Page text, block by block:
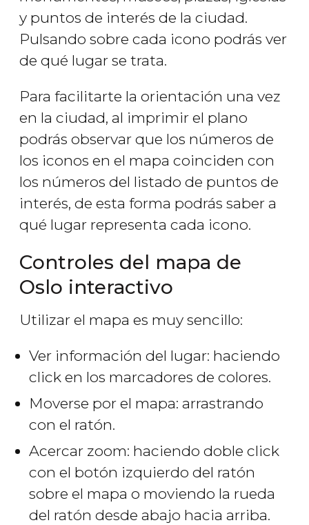
y puntos de interés de la ciudad.
Pulsando sobre cada icono podrás ver
de qué lugar se trata.
Para facilitarte la orientación una vez
en la ciudad, al imprimir el plano
podrás observar que los números de
los iconos en el mapa coinciden con
los números del listado de puntos de
interés, de esta forma podrás saber a
qué lugar representa cada icono.
Controles del mapa de
Oslo interactivo
Utilizar el mapa es muy sencillo:
Ver información del lugar: haciendo
click en los marcadores de colores.
Moverse por el mapa: arrastrando
con el ratón.
Acercar zoom: haciendo doble click
con el botón izquierdo del ratón
sobre el mapa o moviendo la rueda
del ratón desde abajo hacia arriba.